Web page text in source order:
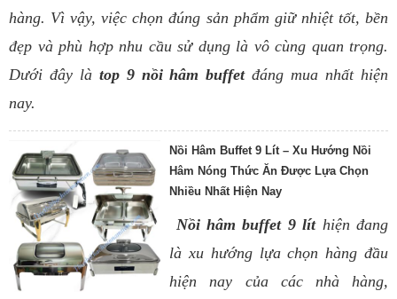
hàng. Vì vậy, việc chọn đúng sản phẩm giữ nhiệt tốt, bền
đẹp và phù hợp nhu cầu sử dụng là vô cùng quan trọng.
Dưới đây làtop 9 nồi hâm buffetđáng mua nhất hiện
nay.
Nồi Hâm Buffet 9 Lít – Xu Hướng Nồi
Hâm Nóng Thức Ăn Được Lựa Chọn
Nhiều Nhất Hiện Nay
Nồi hâm buffet 9 líthiện đang
là xu hướng lựa chọn hàng đầu
hiện nay của các nhà hàng,